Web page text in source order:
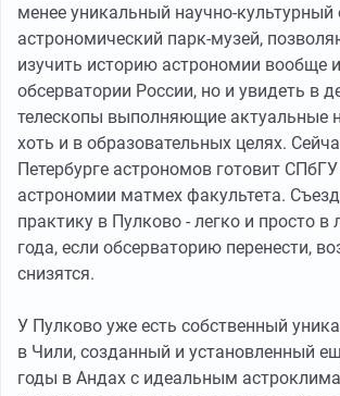
менее уникальный научно-культурный
астрономический парк-музей,
изучить историю астрономии вообще
обсерватории России, но и увидеть в
телескопы выполняющие актуальные
хоть и в образовательных целях.
Петербурге астрономов готовит
астрономии матмех факультета.
практику в Пулково - легко и просто
года, если обсерваторию перенести,
снизятся.
У Пулково уже есть собственный
в Чили, созданный и установленный
годы в Андах с идеальным